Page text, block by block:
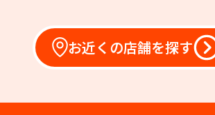
お近くの店舗を探す